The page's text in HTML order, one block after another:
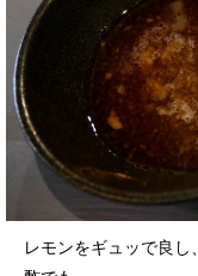
レモンをギュッで良